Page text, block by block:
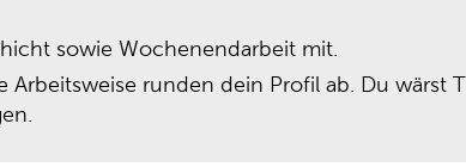
sowie Wochenendarbeit mit.
runden dein Profil ab. Du wärst